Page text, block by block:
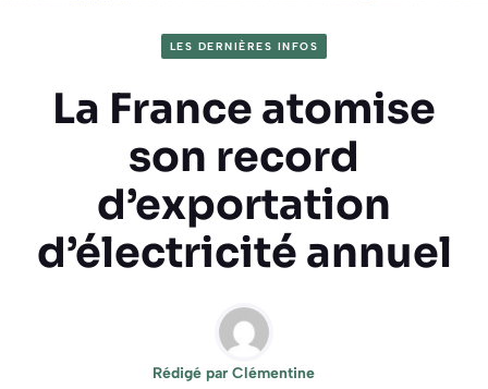
LES DERNIÈRES INFOS
La France atomise
son record
d’exportation
d’électricité annuel
Rédigé par Clémentine